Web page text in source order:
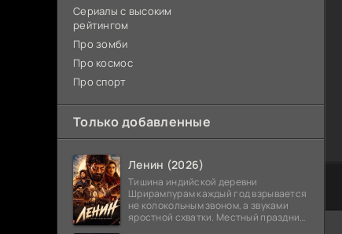
Сериалы с высоким
рейтингом
Про зомби
Про космос
Про спорт
Только добавленные
Ленин (2026)
Тишина индийской деревни
Шрирампурам каждый год взрывается
не колокольным звоном, а звуками
яростной схватки. Местный праздник